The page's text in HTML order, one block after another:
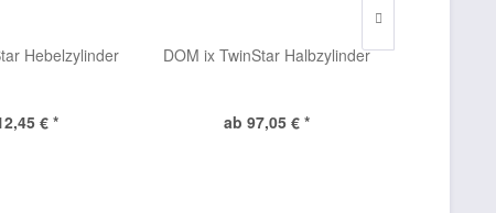
Hebelzylinder
€ *
DOM ix TwinStar Halbzylinder
ab 97,05 € *